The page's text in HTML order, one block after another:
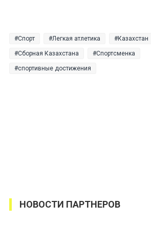
Спорт Легкая атлетика Казахстан
Сборная Казахстана Спортсменка
спортивные достижения
НОВОСТИ ПАРТНЕРОВ